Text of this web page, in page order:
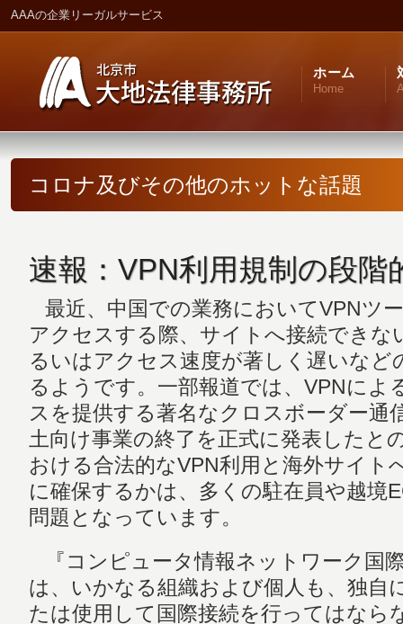
AAAの企業リーガルサービス
ホーム
Home
コロナ及びその他のホットな話題
速報：VPN利用規制の段階
最近、中国での業務においてVPNツ
アクセスする際、サイトへ接続できな
るいはアクセス速度が著しく遅いなど
るようです。一部報道では、VPNによ
スを提供する著名なクロスボーダー通
土向け事業の終了を正式に発表したと
おける合法的なVPN利用と海外サイト
に確保するかは、多くの駐在員や越境
問題となっています。
『コンピュータ情報ネットワーク国
は、いかなる組織および個人も、独自
たは使用して国際接続を行ってはなら